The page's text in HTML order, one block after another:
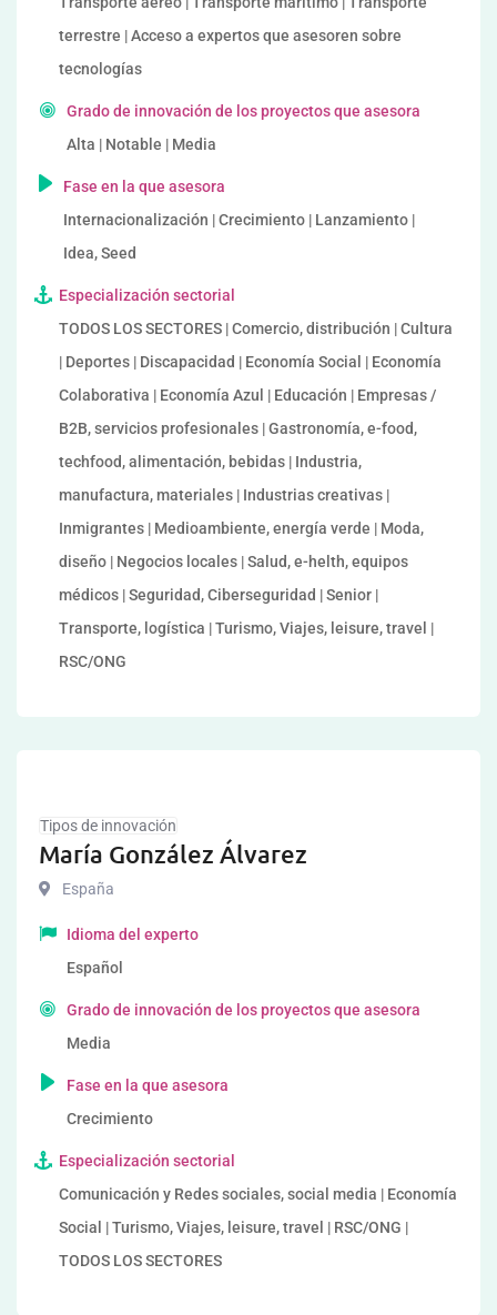
terrestre | Acceso a expertos que asesoren sobre
tecnologías
Grado de innovación de los proyectos que asesora
Alta | Notable | Media
Fase en la que asesora
Internacionalización | Crecimiento | Lanzamiento |
Idea, Seed
Especialización sectorial
TODOS LOS SECTORES | Comercio, distribución | Cultura
| Deportes | Discapacidad | Economía Social | Economía
Colaborativa | Economía Azul | Educación | Empresas /
B2B, servicios profesionales | Gastronomía, e-food,
techfood, alimentación, bebidas | Industria,
manufactura, materiales | Industrias creativas |
Inmigrantes | Medioambiente, energía verde | Moda,
diseño | Negocios locales | Salud, e-helth, equipos
médicos | Seguridad, Ciberseguridad | Senior |
Transporte, logística | Turismo, Viajes, leisure, travel |
RSC/ONG
Tipos de innovación
María González Álvarez
España
Idioma del experto
Español
Grado de innovación de los proyectos que asesora
Media
Fase en la que asesora
Crecimiento
Especialización sectorial
Comunicación y Redes sociales, social media | Economía
Social | Turismo, Viajes, leisure, travel | RSC/ONG |
TODOS LOS SECTORES